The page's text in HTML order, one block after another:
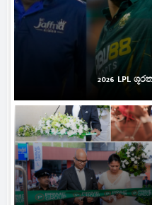
2026 LPL